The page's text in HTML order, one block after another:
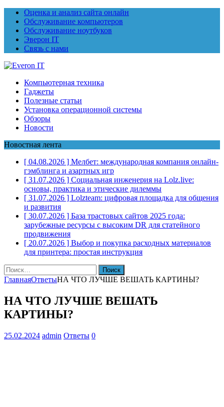
Оценка и анализ сайта онлайн
Обслуживание компьютеров
Обслуживание ноутбуков
Эверон IT
Связь с нами
Компьютерная техника
Гаджеты
Полезные статьи
Установка операционной системы
Обзоры
Новости
Новостная лента
[ 04.08.2026 ] Мелбет: международная компания онлайн-
гэмблинга и азартных игр
[ 31.07.2026 ] Социальная инженерия на Lolz.live:
основы, практика и этические дилеммы
[ 31.07.2026 ] Lolzteam: цифровая площадка для общения
и развития
[ 30.07.2026 ] База трастовых сайтов 2025 года:
зарубежные ресурсы с высоким DR для статейного
продвижения
[ 20.07.2026 ] Выбор и покупка расходных материалов
для принтера: простая инструкция
Найти:
ГлавнаяОтветыНА ЧТО ЛУЧШЕ ВЕШАТЬ КАРТИНЫ?
НА ЧТО ЛУЧШЕ ВЕШАТЬ
КАРТИНЫ?
25.02.2024 admin Ответы 0